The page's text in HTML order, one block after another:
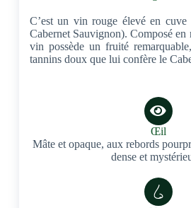
C’est un vin rouge élevé en
Cabernet Sauvignon). Composé
vin possède un fruité
tannins doux que lui confère le
Œil
Mâte et opaque, aux rebords
dense et